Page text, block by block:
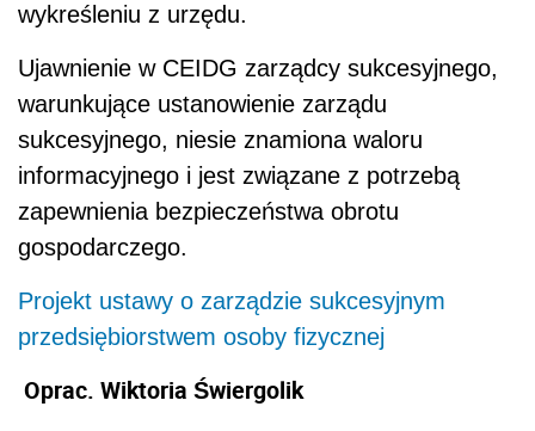
przedsiębiorstwem osoby fizycznej
Oprac. Wiktoria Świergolik
POWIĄZANE